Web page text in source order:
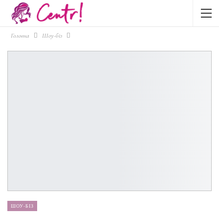
Головна Шоу-біз
ШОУ-БІЗ